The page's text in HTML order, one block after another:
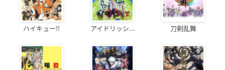
ハイキュー!! アイドリッシ... 刀剣乱舞